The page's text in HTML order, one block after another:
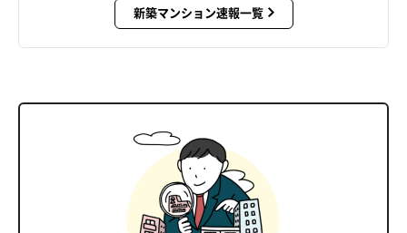
新築マンション速報一覧